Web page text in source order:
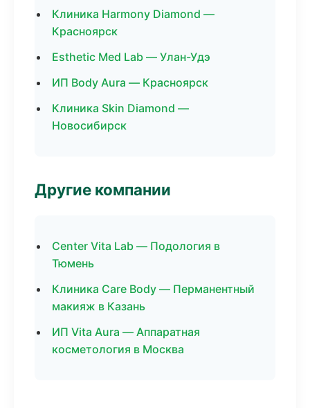
Клиника Harmony Diamond —
Красноярск
Esthetic Med Lab — Улан-Удэ
ИП Body Aura — Красноярск
Клиника Skin Diamond —
Новосибирск
Другие компании
Center Vita Lab — Подология в
Тюмень
Клиника Care Body — Перманентный
макияж в Казань
ИП Vita Aura — Аппаратная
косметология в Москва